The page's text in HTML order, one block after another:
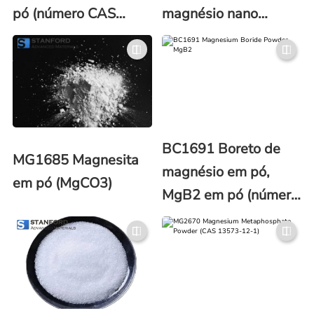
pó (número CAS
7783-40-6)
magnésio nano
[Mg(OH)2] (número
CAS 1309-42-8)
MG1685 Magnesita
em pó (MgCO3)
BC1691 Boreto de
magnésio em pó,
MgB2 em pó (número
CAS 12007-25-9)